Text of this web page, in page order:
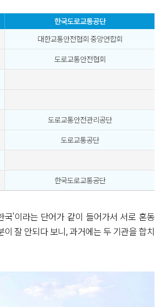
한국도로교통공단
대한교통안전협회 중앙연합회
도로교통안전협회
도로교통안전관리공단
도로교통공단
한국도로교통공단
'이라는 단어가 같이 들어가서 서로 혼동
잘 안되다 보니, 과거에는 두 기관을 합치